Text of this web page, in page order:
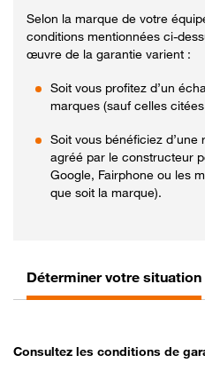
Selon la marque de votre
conditions mentionnées ci-
œuvre de la garantie varient :
Soit vous profitez d’un
marques (sauf celles
Soit vous bénéficiez
agréé par le constructeur
Google, Fairphone ou les
que soit la marque).
Déterminer votre situation
Consultez les conditions de